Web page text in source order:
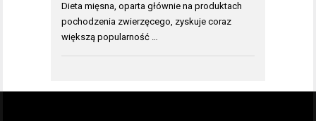
Dieta mięsna, oparta głównie na produktach
pochodzenia zwierzęcego, zyskuje coraz
większą popularność …